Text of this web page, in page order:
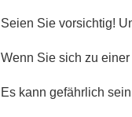
Seien Sie vorsichtig!
Wenn Sie sich zu
Es kann gefährlich